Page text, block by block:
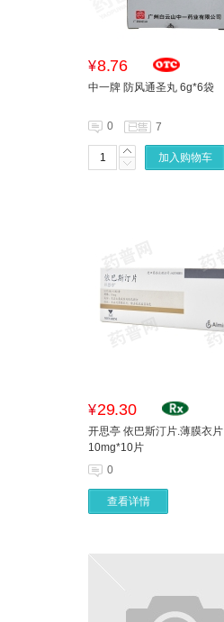
¥8.76
中一牌 防风通圣丸 6g*6袋
0 7
加入购物车
¥29.30
开思亭 依巴斯汀片.薄膜衣片
10mg*10片
0
查看详情